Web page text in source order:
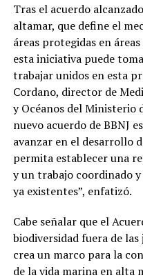
Tras el acuerdo
altamar, que define el
áreas protegidas en
esta iniciativa puede
trabajar unidos en esta
Cordano, director de
y Océanos del Ministerio
nuevo acuerdo de BBNJ
avanzar en el desarrollo
permita establecer una
y un trabajo coordinado
ya existentes”, enfatizó.
Cabe señalar que el
biodiversidad fuera de
crea un marco para la
de la vida marina en alta